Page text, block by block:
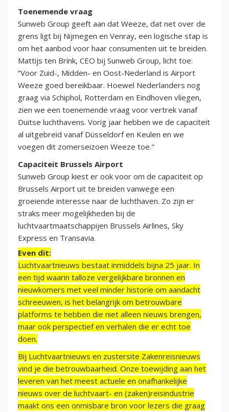
Toenemende vraag
Sunweb Group geeft aan dat Weeze, dat net over de
grens ligt bij Nijmegen en Venray, een logische stap is
om het aanbod voor haar consumenten uit te breiden.
Mattijs ten Brink, CEO bij Sunweb Group, licht toe:
“Voor Zuid-, Midden- en Oost-Nederland is Airport
Weeze goed bereikbaar. Hoewel Nederlanders nog
graag via Schiphol, Rotterdam en Eindhoven vliegen,
zien we een toenemende vraag voor vertrek vanaf
Duitse luchthavens. Vorig jaar hebben we de capaciteit
al uitgebreid vanaf Düsseldorf en Keulen en we
voegen dit zomerseizoen Weeze toe."
Capaciteit Brussels Airport
Sunweb Group kiest er ook voor om de capaciteit op
Brussels Airport uit te breiden vanwege een
groeiende interesse naar de luchthaven. Zo zijn er
straks meer mogelijkheden bij de
luchtvaartmaatschappijen Brussels Airlines, Sky
Express en Transavia.
Even dit:
Luchtvaartnieuws bestaat inmiddels bijna 25 jaar. In
een tijd waarin talloze vergelijkbare bronnen en
nieuwkomers met veel minder historie om aandacht
schreeuwen, is het belangrijk om betrouwbare
platforms te hebben die niet alleen nieuws brengen,
maar ook perspectief en verhalen die er echt toe
doen.
Bij Luchtvaartnieuws en zustersite Zakenreisnieuws
vind je die betrouwbaarheid. Onze toewijding aan het
leveren van het meest actuele en onafhankelijke
nieuws over de luchtvaart- en (zaken)reisindustrie
maakt ons een onmisbare bron voor lezers die graag